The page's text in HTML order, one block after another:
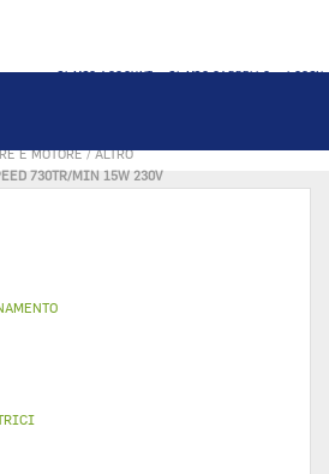
IL MIO ACCOUNT IL MIO CARRELLO LOGIN
E MOTORE / ALTRO
730TR/MIN 15W 230V